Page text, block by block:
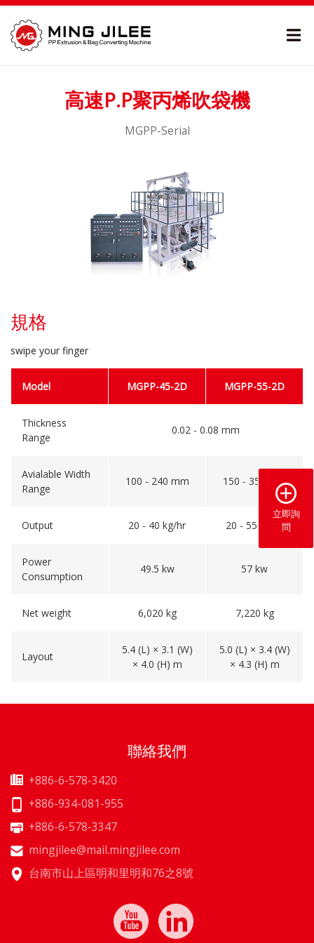
高速P.P聚丙烯吹袋機
MGPP-Serial
立即詢
問
規格
swipe your finger
Model MGPP-45-2D MGPP-55-2D
Thickness
Range
0.02 - 0.08 mm
Avialable Width
Range
100 - 240 mm 150 - 350 mm
Output 20 - 40 kg/hr 20 - 55 kg/hr
Power
Consumption
49.5 kw 57 kw
Net weight 6,020 kg 7,220 kg
Layout
5.4 (L) × 3.1 (W)
× 4.0 (H) m
5.0 (L) × 3.4 (W)
× 4.3 (H) m
聯絡我們
+886-6-578-3420
+886-934-081-955
+886-6-578-3347
mingjilee@mail.mingjilee.com
台南市山上區明和里明和76之8號